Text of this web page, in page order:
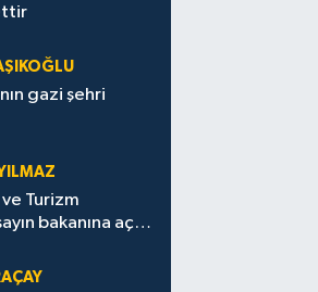
gazi şehri
Turizm
bakanına açık